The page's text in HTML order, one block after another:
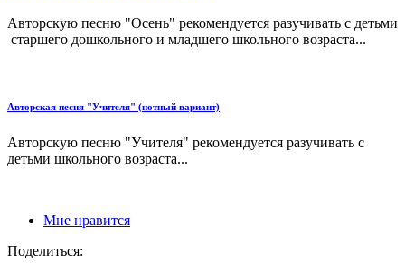
Авторскую песню "Осень" рекомендуется разучивать с детьми
старшего дошкольного и младшего школьного возраста...
Авторская песня "Учителя" (нотный вариант)
Авторскую песню "Учителя" рекомендуется разучивать с
детьми школьного возраста...
Мне нравится
Поделиться: